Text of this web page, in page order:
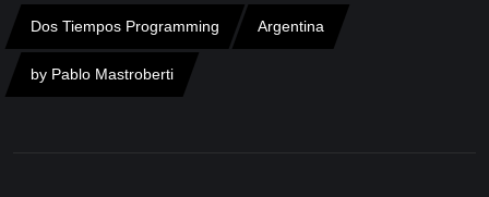
Dos Tiempos Programming Argentina
by Pablo Mastroberti